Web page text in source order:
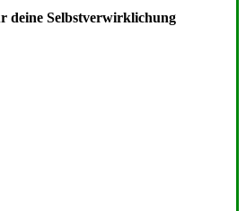
deine Selbstverwirklichung